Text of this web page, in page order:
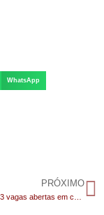
WhatsApp
PRÓXIMO